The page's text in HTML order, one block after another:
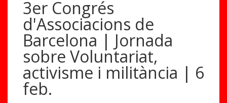
3er Congrés
d'Associacions de
Barcelona | Jornada
sobre Voluntariat,
activisme i militància | 6
feb.